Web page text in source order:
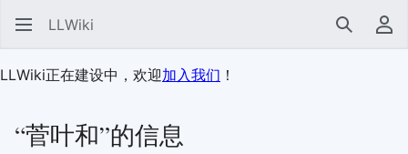
LLWiki 搜索 用
LLWiki正在建设中，欢迎加入我们 ！
“菅叶和”的信息